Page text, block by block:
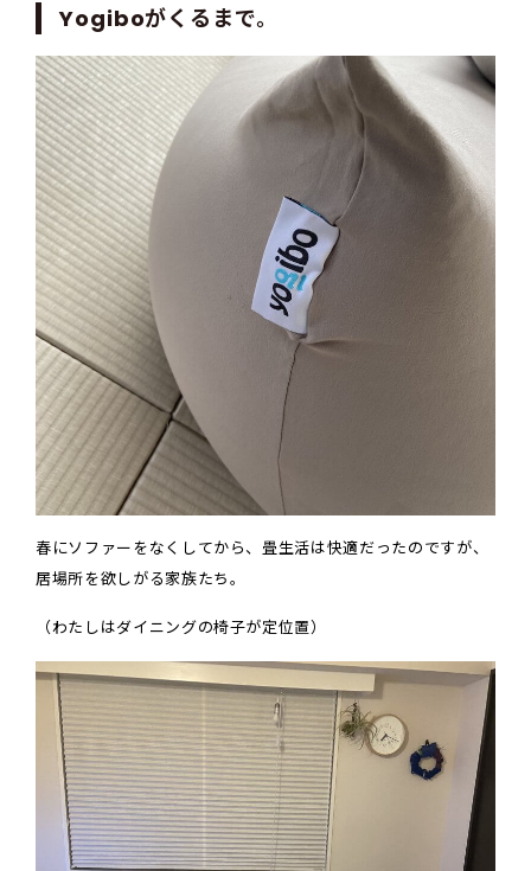
Yogiboがくるまで。
春にソファーをなくしてから、畳生活は快適だったのですが、
居場所を欲しがる家族たち。
（わたしはダイニングの椅子が定位置）